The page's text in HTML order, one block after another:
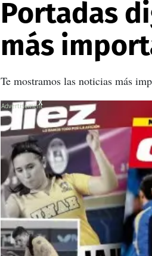
Portadas
más
Te mostramos las noticias más
X
X
X
X
X
X
X